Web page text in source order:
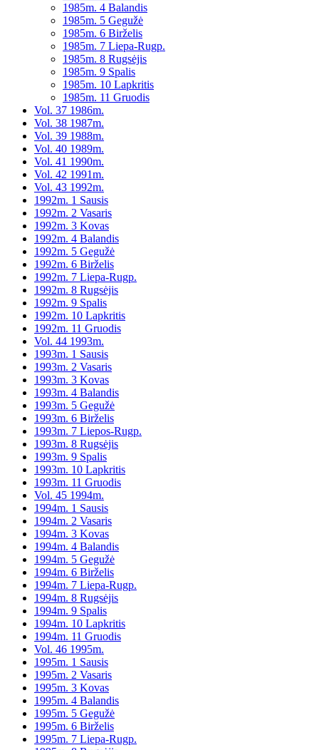
1985m. 4 Balandis
1985m. 5 Gegužė
1985m. 6 Birželis
1985m. 7 Liepa-Rugp.
1985m. 8 Rugsėjis
1985m. 9 Spalis
1985m. 10 Lapkritis
1985m. 11 Gruodis
Vol. 37 1986m.
Vol. 38 1987m.
Vol. 39 1988m.
Vol. 40 1989m.
Vol. 41 1990m.
Vol. 42 1991m.
Vol. 43 1992m.
1992m. 1 Sausis
1992m. 2 Vasaris
1992m. 3 Kovas
1992m. 4 Balandis
1992m. 5 Gegužė
1992m. 6 Birželis
1992m. 7 Liepa-Rugp.
1992m. 8 Rugsėjis
1992m. 9 Spalis
1992m. 10 Lapkritis
1992m. 11 Gruodis
Vol. 44 1993m.
1993m. 1 Sausis
1993m. 2 Vasaris
1993m. 3 Kovas
1993m. 4 Balandis
1993m. 5 Gegužė
1993m. 6 Birželis
1993m. 7 Liepos-Rugp.
1993m. 8 Rugsėjis
1993m. 9 Spalis
1993m. 10 Lapkritis
1993m. 11 Gruodis
Vol. 45 1994m.
1994m. 1 Sausis
1994m. 2 Vasaris
1994m. 3 Kovas
1994m. 4 Balandis
1994m. 5 Gegužė
1994m. 6 Birželis
1994m. 7 Liepa-Rugp.
1994m. 8 Rugsėjis
1994m. 9 Spalis
1994m. 10 Lapkritis
1994m. 11 Gruodis
Vol. 46 1995m.
1995m. 1 Sausis
1995m. 2 Vasaris
1995m. 3 Kovas
1995m. 4 Balandis
1995m. 5 Gegužė
1995m. 6 Birželis
1995m. 7 Liepa-Rugp.